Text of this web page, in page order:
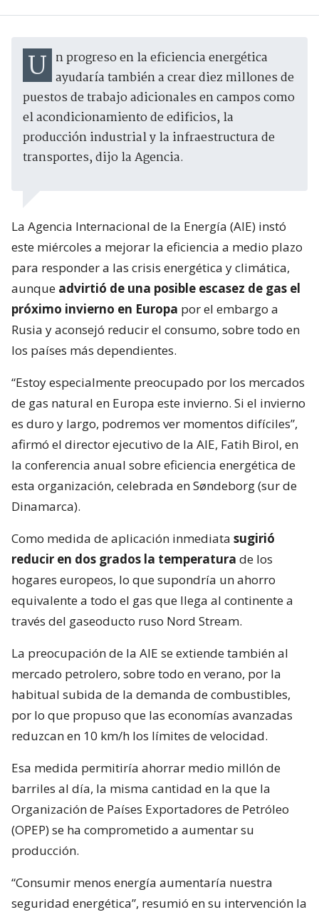
Un progreso en la eficiencia energética ayudaría también a crear diez millones de
puestos de trabajo adicionales en campos como
el acondicionamiento de edificios, la
producción industrial y la infraestructura de
transportes, dijo la Agencia.
La Agencia Internacional de la Energía (AIE) instó
este miércoles a mejorar la eficiencia a medio plazo
para responder a las crisis energética y climática,
aunque advirtió de una posible escasez de gas el
próximo invierno en Europa por el embargo a
Rusia y aconsejó reducir el consumo, sobre todo en
los países más dependientes.
“Estoy especialmente preocupado por los mercados
de gas natural en Europa este invierno. Si el invierno
es duro y largo, podremos ver momentos difíciles”,
afirmó el director ejecutivo de la AIE, Fatih Birol, en
la conferencia anual sobre eficiencia energética de
esta organización, celebrada en Søndeborg (sur de
Dinamarca).
Como medida de aplicación inmediata sugirió
reducir en dos grados la temperatura de los
hogares europeos, lo que supondría un ahorro
equivalente a todo el gas que llega al continente a
través del gaseoducto ruso Nord Stream.
La preocupación de la AIE se extiende también al
mercado petrolero, sobre todo en verano, por la
habitual subida de la demanda de combustibles,
por lo que propuso que las economías avanzadas
reduzcan en 10 km/h los límites de velocidad.
Esa medida permitiría ahorrar medio millón de
barriles al día, la misma cantidad en la que la
Organización de Países Exportadores de Petróleo
(OPEP) se ha comprometido a aumentar su
producción.
“Consumir menos energía aumentaría nuestra
seguridad energética”, resumió en su intervención la